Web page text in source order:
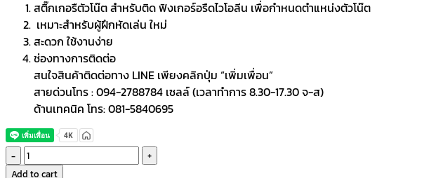
สติ๊กเกอรืตัวโน๊ต สำหรับติด ฟิงเกอร์อรืดไวโอลีน เพื่อกำหนดตำแหน่งตัวโน๊ต
เหมาะสำหรับผู้ฝึกหัดเล่น ใหม่
สะดวก ใช้งานง่าย
ช่องทางการติดต่อ
สนใจสินค้าติดต่อทาง LINE เพียงคลิกปุ่ม “เพิ่มเพื่อน”
สายด่วนโทร : 094-2788784 เซลล์ (เวลาทำการ 8.30-17.30 จ-ส)
ด้านเทคนิค โทร: 081-5840695
สติ๊กเกอร์
ติด
Add to cart